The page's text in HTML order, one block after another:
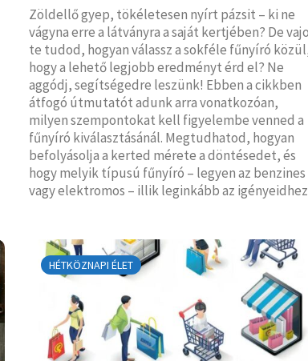
Zöldellő gyep, tökéletesen nyírt pázsit – ki ne
vágyna erre a látványra a saját kertjében? De
te tudod, hogyan válassz a sokféle fűnyíró
hogy a lehető legjobb eredményt érd el? Ne
aggódj, segítségedre leszünk! Ebben a cikkben
átfogó útmutatót adunk arra vonatkozóan,
milyen szempontokat kell figyelembe venned a
fűnyíró kiválasztásánál. Megtudhatod, hogyan
befolyásolja a kerted mérete a döntésedet, és
hogy melyik típusú fűnyíró – legyen az benzines
vagy elektromos – illik leginkább az
HÉTKÖZNAPI ÉLET